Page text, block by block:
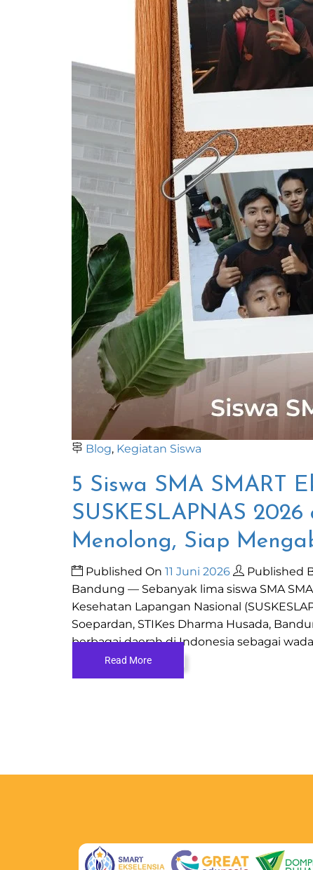
Blog, Kegiatan Siswa
5 Siswa SMA SMART
SUSKESLAPNAS
Menolong, Siap
Published On 11 Juni 2026 Published
Bandung — Sebanyak lima siswa SMA
Kesehatan Lapangan Nasional
Soepardan, STIKes Dharma Husada,
berbagai daerah di Indonesia sebagai
Read More